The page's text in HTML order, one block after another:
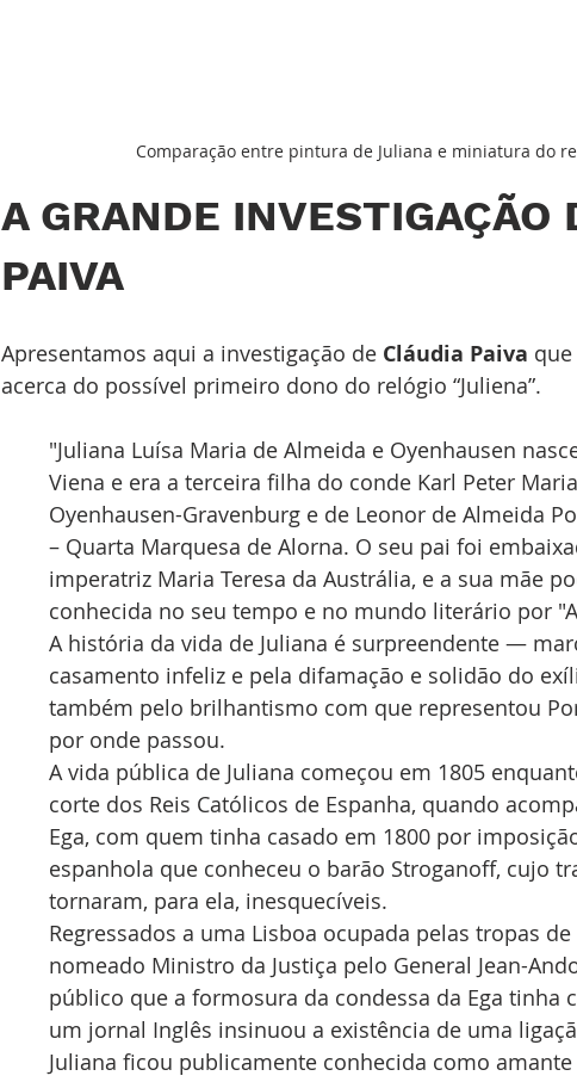
Comparação entre pintura de Juliana e miniatura do
A GRANDE INVESTIGAÇÃO
PAIVA
Apresentamos aqui a investigação de Cláudia Paiva
acerca do possível primeiro dono do relógio “Juliena”.
"Juliana Luísa Maria de Almeida e Oyenhausen
Viena e era a terceira filha do conde Karl Peter
Oyenhausen-Gravenburg e de Leonor de Almeida
– Quarta Marquesa de Alorna. O seu pai foi
imperatriz Maria Teresa da Austrália, e a sua mãe
conhecida no seu tempo e no mundo literário por
A história da vida de Juliana é surpreendente —
casamento infeliz e pela difamação e solidão do
também pelo brilhantismo com que representou
por onde passou.
A vida pública de Juliana começou em 1805
corte dos Reis Católicos de Espanha, quando
Ega, com quem tinha casado em 1800 por
espanhola que conheceu o barão Stroganoff, cujo
tornaram, para ela, inesquecíveis.
Regressados a uma Lisboa ocupada pelas tropas
nomeado Ministro da Justiça pelo General Jean-
público que a formosura da condessa da Ega tinha
um jornal Inglês insinuou a existência de uma
Juliana ficou publicamente conhecida como